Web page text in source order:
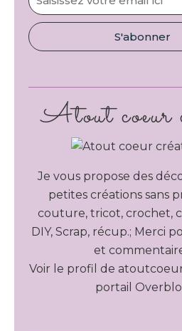
Atout coeur
Je vous propose des
petites créations sans
couture, tricot, crochet,
DIY, Scrap, récup.; Merci
et
Voir le profil de
portail